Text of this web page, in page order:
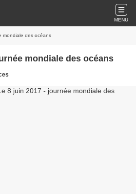
MENU
mondiale des océans
mondiale des océans